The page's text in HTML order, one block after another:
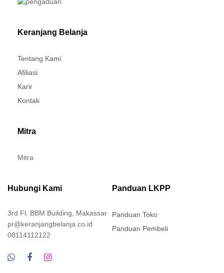
Keranjang Belanja
Tentang Kami
Afiliasi
Karir
Kontak
Mitra
Mitra
Hubungi Kami
3rd Fl. BBM Building, Makassar
pr@keranjangbelanja.co.id
08114112122
Panduan LKPP
Panduan Toko
Panduan Pembeli